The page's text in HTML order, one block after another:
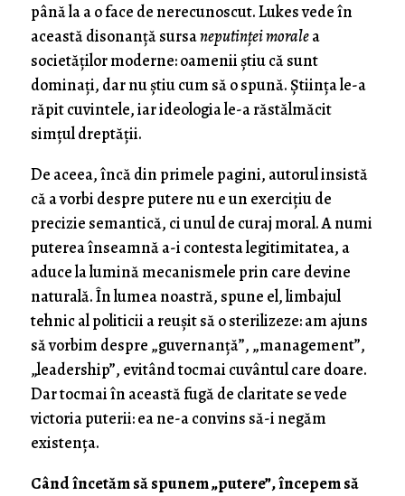
până la a o face de nerecunoscut. Lukes vede în
această disonanță sursaneputinței moralea
societăților moderne: oamenii știu că sunt
dominați, dar nu știu cum să o spună. Știința le-a
răpit cuvintele, iar ideologia le-a răstălmăcit
simțul dreptății.
De aceea, încă din primele pagini, autorul insistă
că a vorbi despre putere nu e un exercițiu de
precizie semantică, ci unul de curaj moral. A numi
puterea înseamnă a-i contesta legitimitatea, a
aduce la lumină mecanismele prin care devine
naturală. În lumea noastră, spune el, limbajul
tehnic al politicii a reușit să o sterilizeze: am ajuns
să vorbim despre „guvernanță”, „management”,
„leadership”, evitând tocmai cuvântul care doare.
Dar tocmai în această fugă de claritate se vede
victoria puterii: ea ne-a convins să-i negăm
existența.
Când încetăm să spunem „putere”, începem să